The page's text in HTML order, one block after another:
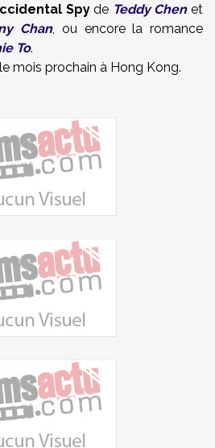
Spyde Teddy Chenet
Chan, ou encore la romance
To.
mois prochain à Hong Kong.